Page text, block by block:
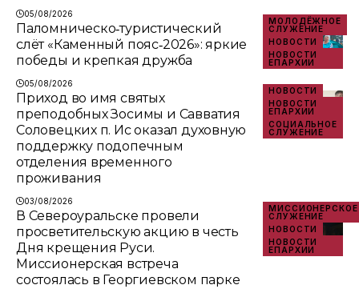
05/08/2026
МОЛОДЁЖНОЕ
СЛУЖЕНИЕ
НОВОСТИ
НОВОСТИ
ЕПАРХИИ
Паломническо‑туристический
слёт «Каменный пояс‑2026»: яркие
победы и крепкая дружба
05/08/2026
НОВОСТИ
НОВОСТИ
ЕПАРХИИ
СОЦИАЛЬНОЕ
СЛУЖЕНИЕ
Приход во имя святых
преподобных Зосимы и Савватия
Соловецких п. Ис оказал духовную
поддержку подопечным
отделения временного
проживания
03/08/2026
МИССИОНЕРСКОЕ
СЛУЖЕНИЕ
НОВОСТИ
НОВОСТИ
ЕПАРХИИ
В Североуральске провели
просветительскую акцию в честь
Дня крещения Руси.
Миссионерская встреча
состоялась в Георгиевском парке